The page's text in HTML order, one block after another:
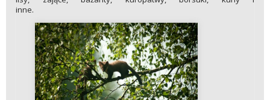
inne.